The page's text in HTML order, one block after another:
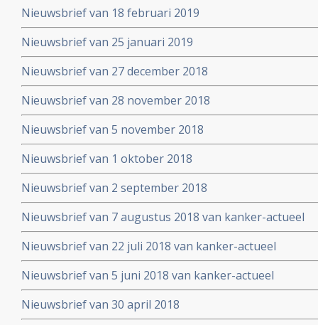
Nieuwsbrief van 18 februari 2019
Nieuwsbrief van 25 januari 2019
Nieuwsbrief van 27 december 2018
Nieuwsbrief van 28 november 2018
Nieuwsbrief van 5 november 2018
Nieuwsbrief van 1 oktober 2018
Nieuwsbrief van 2 september 2018
Nieuwsbrief van 7 augustus 2018 van kanker-actueel
Nieuwsbrief van 22 juli 2018 van kanker-actueel
Nieuwsbrief van 5 juni 2018 van kanker-actueel
Nieuwsbrief van 30 april 2018